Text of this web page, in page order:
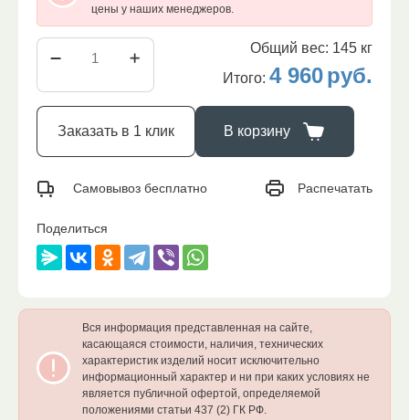
цены у наших менеджеров.
Общий вес: 145 кг
Итого: 4 960руб.
Заказать в 1 клик В корзину
Самовывоз бесплатно Распечатать
Поделиться
Вся информация представленная на сайте,
касающаяся стоимости, наличия, технических
характеристик изделий носит исключительно
информационный характер и ни при каких условиях не
является публичной офертой, определяемой
положениями статьи 437 (2) ГК РФ.